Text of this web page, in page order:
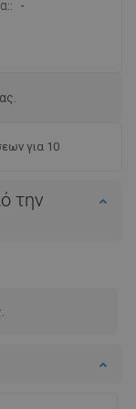
-
για 10
την